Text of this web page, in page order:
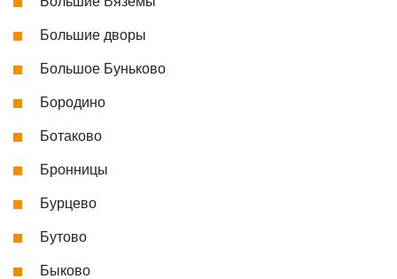
Большие дворы
Большое Буньково
Бородино
Ботаково
Бронницы
Бурцево
Бутово
Быково